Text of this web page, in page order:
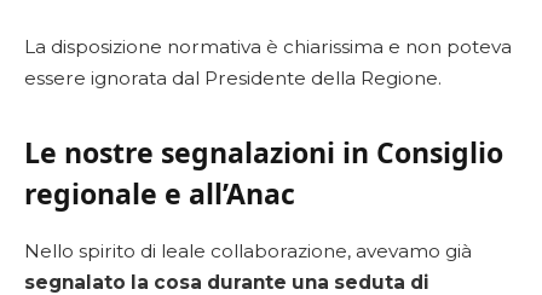
La disposizione normativa è chiarissima e non poteva
essere ignorata dal Presidente della Regione.
Le nostre segnalazioni in Consiglio
regionale e all’Anac
Nello spirito di leale collaborazione, avevamo già
segnalato la cosa durante una seduta di